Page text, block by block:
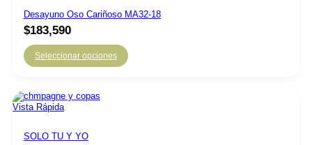
Desayuno Oso Cariñoso MA32-18
$183,590
Seleccionar opciones
Vista Rápida
SOLO TU Y YO